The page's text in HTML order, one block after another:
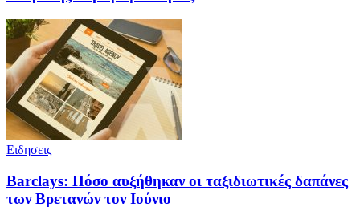
Ειδησεις
Barclays: Πόσο αυξήθηκαν οι ταξιδιωτικές δαπάνες
των Βρετανών τον Ιούνιο